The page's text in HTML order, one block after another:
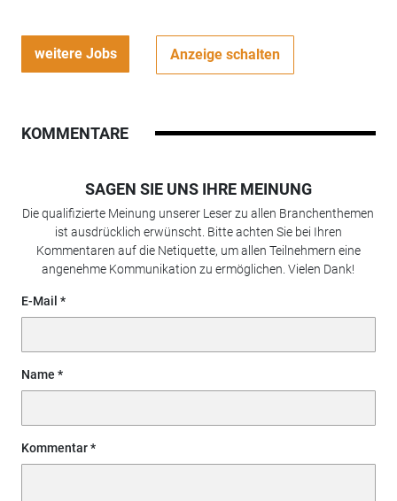
weitere Jobs Anzeige schalten
KOMMENTARE
SAGEN SIE UNS IHRE MEINUNG
Die qualifizierte Meinung unserer Leser zu allen Branchenthemen
ist ausdrücklich erwünscht. Bitte achten Sie bei Ihren
Kommentaren auf die Netiquette, um allen Teilnehmern eine
angenehme Kommunikation zu ermöglichen. Vielen Dank!
E-Mail
Name
Kommentar